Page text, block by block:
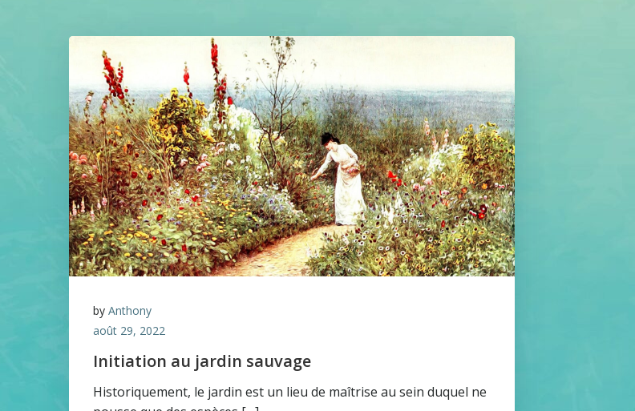
by Anthony
août 29, 2022
Initiation au jardin sauvage
Historiquement, le jardin est un lieu de maîtrise au sein duquel ne